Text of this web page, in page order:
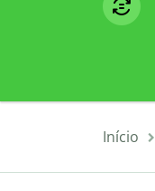
Início